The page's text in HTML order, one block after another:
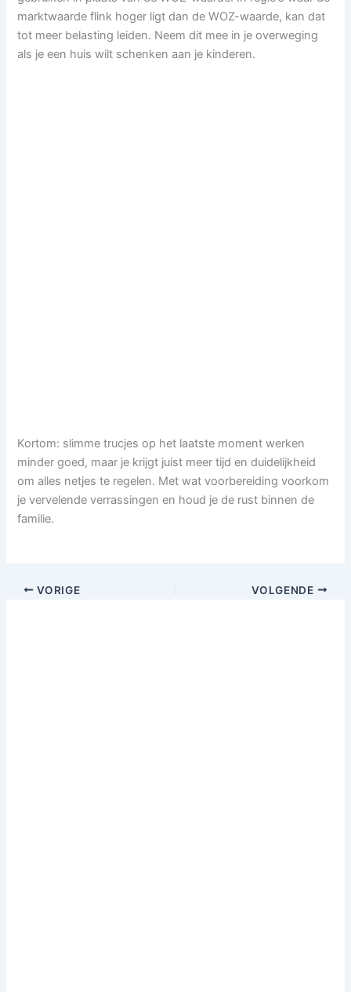
marktwaarde flink hoger ligt dan de WOZ-waarde, kan dat
tot meer belasting leiden. Neem dit mee in je overweging
als je een huis wilt schenken aan je kinderen.
Kortom: slimme trucjes op het laatste moment werken
minder goed, maar je krijgt juist meer tijd en duidelijkheid
om alles netjes te regelen. Met wat voorbereiding voorkom
je vervelende verrassingen en houd je de rust binnen de
familie.
VORIGE VOLGENDE